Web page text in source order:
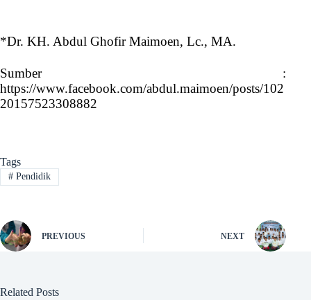
*Dr. KH. Abdul Ghofir Maimoen, Lc., MA.
Sumber :
https://www.facebook.com/abdul.maimoen/posts/102
20157523308882
Tags
#Pendidik
PREVIOUS NEXT
Related Posts